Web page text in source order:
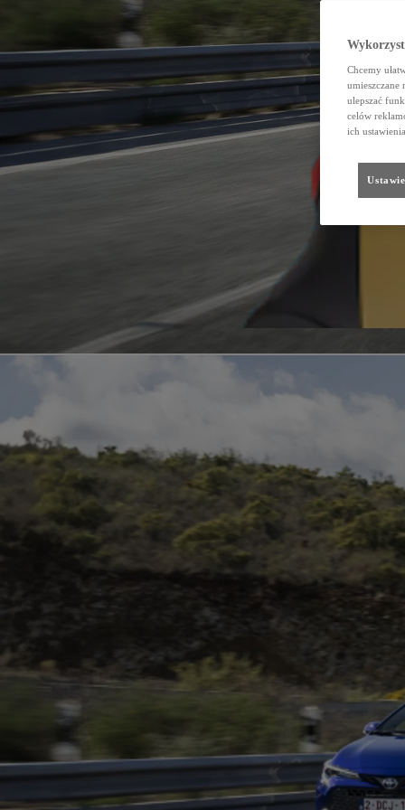
Chcemy
ulepszać
celów
ich